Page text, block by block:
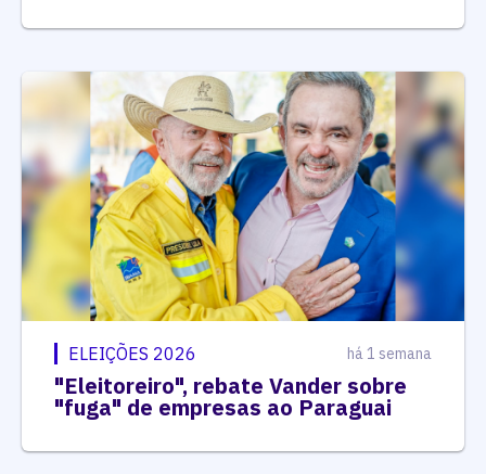
ELEIÇÕES 2026 há 1 semana
"Eleitoreiro", rebate Vander sobre
"fuga" de empresas ao Paraguai